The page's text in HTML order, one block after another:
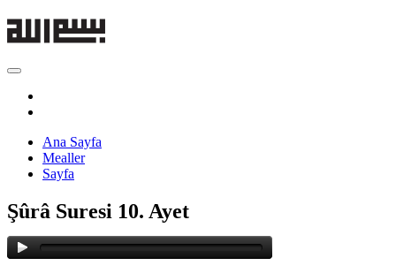
Ana Sayfa
Mealler
Sayfa
Şûrâ Suresi 10. Ayet